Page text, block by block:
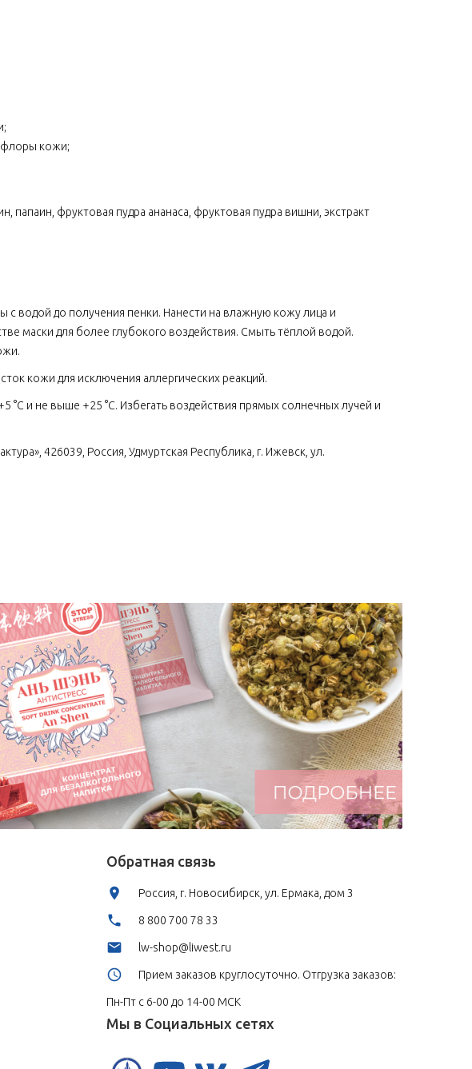
кожи;
папаин, фруктовая пудра ананаса, фруктовая пудра вишни, экстракт
с водой до получения пенки. Нанести на влажную кожу лица и
маски для более глубокого воздействия. Смыть тёплой водой.
кожи для исключения аллергических реакций.
°С и не выше +25 °С. Избегать воздействия прямых солнечных лучей и
426039, Россия, Удмуртская Республика, г. Ижевск, ул.
Обратная связь
Россия, г. Новосибирск, ул. Ермака, дом 3
8 800 700 78 33
lw-shop@liwest.ru
Прием заказов круглосуточно. Отгрузка заказов:
Пн-Пт с 6-00 до 14-00 МСК
Мы в Социальных сетях